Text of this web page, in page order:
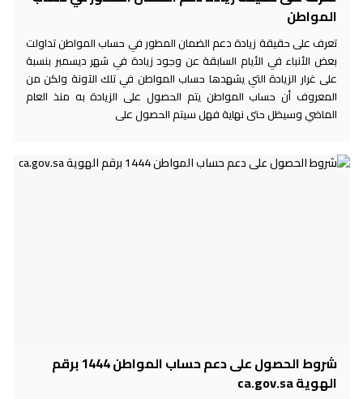
المواطن
تعرف على حقيقة زيادة دعم الضمان المطور في حساب المواطن تداولت
بعض الأنباء في الأيام السابقة عن وجود زيادة في شهر ديسمبر بنسبة
على غرار الزيادة التي يشهدها حساب المواطن في تلك الآونة ولكن من
المعروف أن حساب المواطن يتم الحصول على الزيادة به منذ العام
الماضي وسيظل حتى نهاية فهل سيتم الحصول على
شروط الحصول على دعم حساب المواطن 1444 برقم
الهوية ca.gov.sa